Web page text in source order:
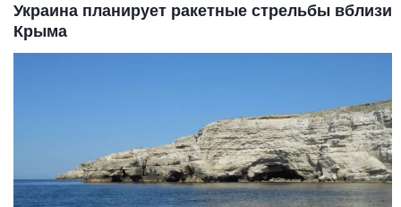
Украина планирует ракетные стрельбы вблизи
Крыма